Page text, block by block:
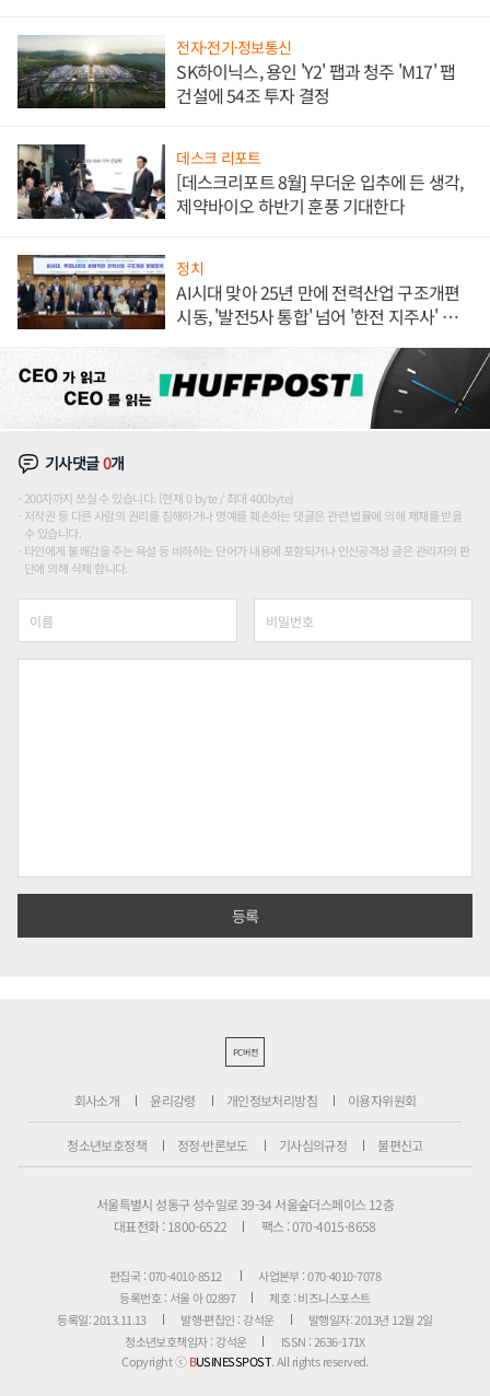
전자·전기·정보통신
SK하이닉스, 용인 'Y2' 팹과 청주 'M17' 팹
건설에 54조 투자 결정
데스크 리포트
[데스크리포트 8월] 무더운 입추에 든 생각,
제약바이오 하반기 훈풍 기대한다
정치
AI시대 맞아 25년 만에 전력산업 구조개편
시동, '발전5사 통합' 넘어 '한전 지주사' 재편
기사댓글0개
200자까지 쓰실 수 있습니다. (현재 0 byte / 최대 400byte)
저작권 등 다른 사람의 권리를 침해하거나 명예를 훼손하는 댓글은 관련 법률에 의해 제재를 받을
수 있습니다.
타인에게 불쾌감을 주는 욕설 등 비하하는 단어가 내용에 포함되거나 인신공격성 글은 관리자의 판
단에 의해 삭제 합니다.
PC버전
회사소개 윤리강령 개인정보처리방침 이용자위원회
청소년보호정책 정정·반론보도 기사심의규정 불편신고
서울특별시 성동구 성수일로 39-34 서울숲더스페이스 12층
대표전화 : 1800-6522
팩스 : 070-4015-8658
편집국 : 070-4010-8512
사업본부 : 070-4010-7078
등록번호 : 서울 아 02897
제호 : 비즈니스포스트
등록일: 2013.11.13
발행·편집인 : 강석운
발행일자: 2013년 12월 2일
청소년보호책임자 : 강석운
ISSN : 2636-171X
Copyright ⓒBUSINESSPOST. All rights reserved.